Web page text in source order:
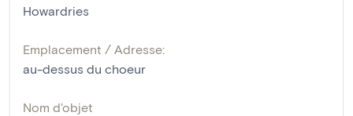
Howardries
Emplacement / Adresse:
au-dessus du choeur
Nom d'objet